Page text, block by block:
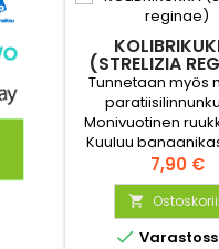
(STRELIZIA
Tunnetaan myös
Monivuotinen
Kuuluu
Koristeelliset
muistuttavat
Kukat kestävät
Hinta
7,90 €

